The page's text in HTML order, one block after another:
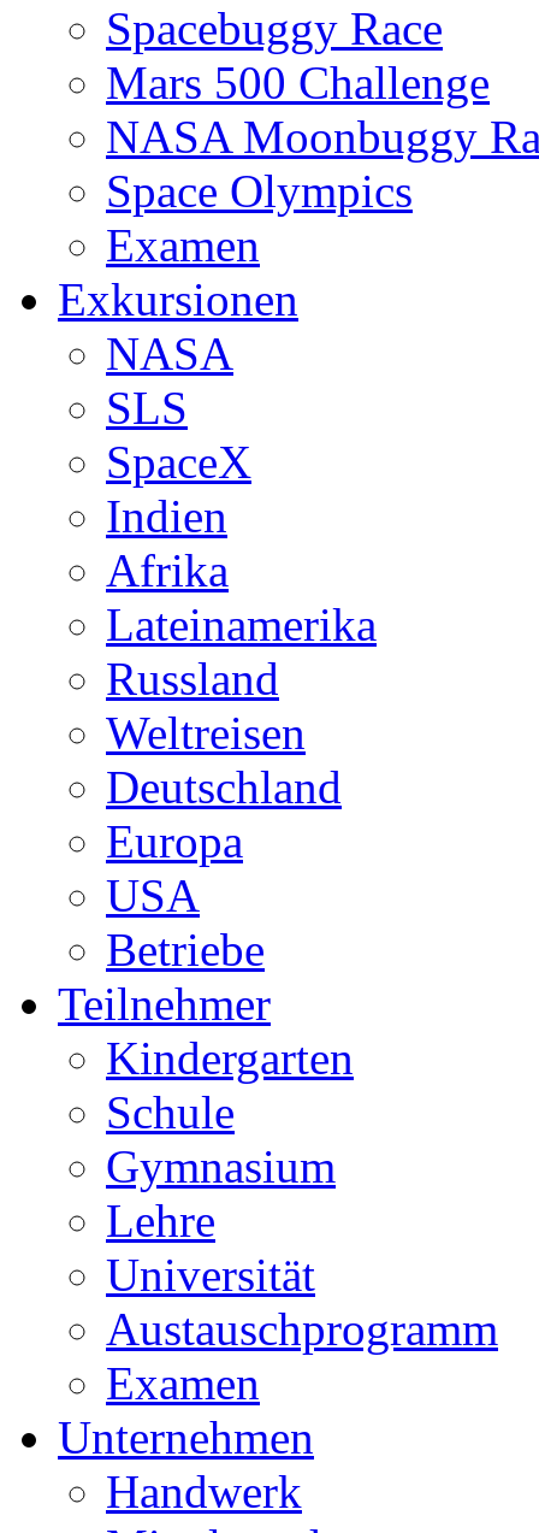
Spacebuggy Race
Mars 500 Challenge
NASA Moonbuggy
Space Olympics
Examen
Exkursionen
NASA
SLS
SpaceX
Indien
Afrika
Lateinamerika
Russland
Weltreisen
Deutschland
Europa
USA
Betriebe
Teilnehmer
Kindergarten
Schule
Gymnasium
Lehre
Universität
Austauschprogramm
Examen
Unternehmen
Handwerk